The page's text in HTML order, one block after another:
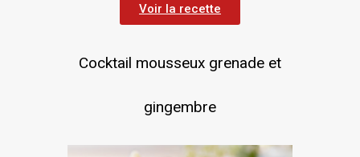
Voir la recette
Cocktail mousseux grenade et
gingembre